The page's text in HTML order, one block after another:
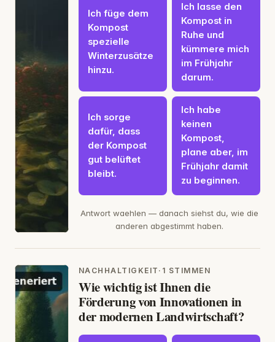
Ich füge dem
Kompost
spezielle
Winterzusätze
hinzu.
Ich lasse den
Kompost in
Ruhe und
kümmere mich
im Frühjahr
darum.
Ich sorge
dafür, dass
der Kompost
gut belüftet
bleibt.
keinen
Kompost,
plane aber, im
Frühjahr damit
zu beginnen.
Antwort waehlen — danach siehst du, wie die
anderen abgestimmt haben.
NACHHALTIGKEIT · 1 STIMMEN
Wie wichtig ist Ihnen die
Förderung von Innovationen in
der modernen Landwirtschaft?